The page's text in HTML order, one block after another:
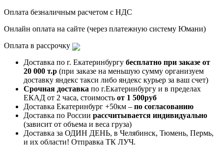
Оплата безналичным расчетом с НДС
Онлайн оплата на сайте (через платежную систему Юмани)
Оплата в рассрочку
Доставка по г. Екатеринбургу бесплатно при заказе от
20 000 т.р (при заказе на меньшую сумму организуем
доставку яндекс такси либо яндекс курьер за ваш счет)
Срочная доставка по г.Екатеринбургу и в пределах
ЕКАД от 2 часа, стоимость от 1 500руб
Доставка Екатеринбург +50км – по согласованию
Доставка по России рассчитывается индивидуально
(зависит от объема и веса груза)
Доставка за ОДИН ДЕНЬ, в Челябинск, Тюмень, Пермь,
и их области! Отправка ТК ЛУЧ.